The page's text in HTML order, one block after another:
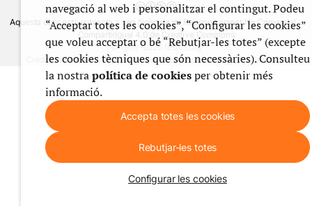
Aquesta obra està subjecta a una llicència de Reconeixement No Comercial -
CompartirIgual 4.0 de Creative Commons
© 1999-2026 festes.org
Crèdits del webAvís legalPolítica de privadesaÚs de galetesContacte
navegació al web i personalitzar el contingut. Podeu
“Acceptar totes les cookies”, “Configurar les cookies”
que voleu acceptar o bé “Rebutjar-les totes” (excepte
les cookies tècniques que són necessàries). Consulteu
la nostrapolítica de cookiesper obtenir més
informació.
Accepta totes les cookies
Rebutjar-les totes
Configurar les cookies